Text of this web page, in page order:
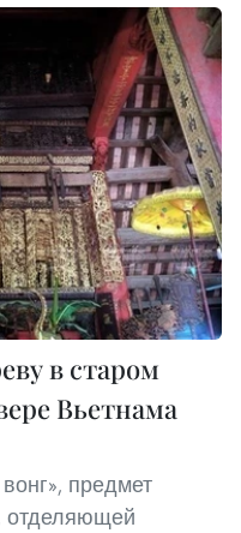
в старом
Вьетнама
предмет
отделяющей